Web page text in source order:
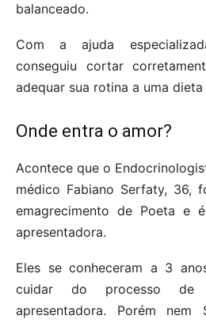
balanceado.
Com a ajuda
conseguiu cortar
adequar sua rotina a uma
Onde entra o amor?
Acontece que o
médico Fabiano Serfaty, 36,
emagrecimento de Poeta e
apresentadora.
Eles se conheceram a 3
cuidar do processo de
apresentadora. Porém nem